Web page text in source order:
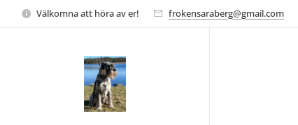
Välkomna att höra av er! frokensaraberg@gmail.com